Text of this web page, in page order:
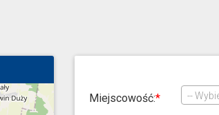
Miejscowość: --